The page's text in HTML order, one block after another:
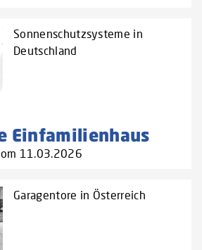
Sonnenschutzsysteme in
Deutschland
Einfamilienhaus
11.03.2026
Garagentore in Österreich